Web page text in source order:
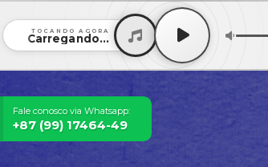
TOCANDO AGORA
Carregando...
Fale conosco via Whatsapp:
+87 (99) 17464-49